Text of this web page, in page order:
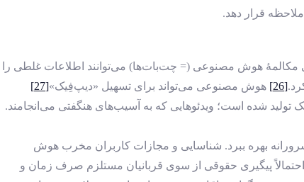
قرار دهد.
مکالمۀ هوش مصنوعی (= چت‌بات‌ها) می‌توانند اطلاعات غلطی را
[26] هوش مصنوعی می‌تواند برای تسهیل «دیپ‌فِیک»[27]
تولید شده‌ است؛ ویدئوهایی که به آسیب‌های هنگفتی می‌انجامند.
بهره ببرد. شناسایی و مجازات کاربران مخرب هوش
پیگیری حقوقی از سوی قربانیان مستلزم صرف زمان و